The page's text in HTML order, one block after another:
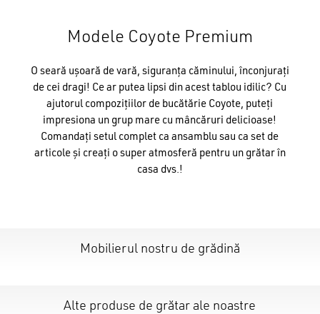
Modele Coyote Premium
O seară ușoară de vară, siguranța căminului, înconjurați
de cei dragi! Ce ar putea lipsi din acest tablou idilic? Cu
ajutorul compozițiilor de bucătărie Coyote, puteți
impresiona un grup mare cu mâncăruri delicioase!
Comandați setul complet ca ansamblu sau ca set de
articole și creați o super atmosferă pentru un grătar în
casa dvs.!
Mobilierul nostru de grădină
Alte produse de grătar ale noastre